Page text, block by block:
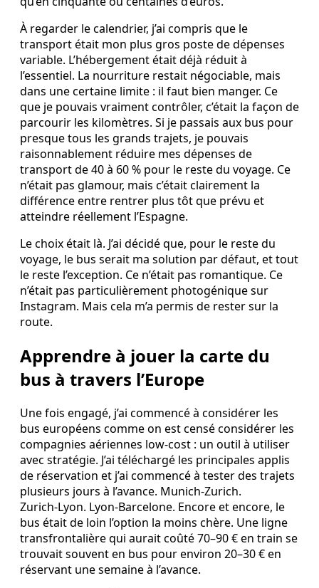
À regarder le calendrier, j’ai compris que le
transport était mon plus gros poste de dépenses
variable. L’hébergement était déjà réduit à
l’essentiel. La nourriture restait négociable, mais
dans une certaine limite : il faut bien manger. Ce
que je pouvais vraiment contrôler, c’était la façon de
parcourir les kilomètres. Si je passais aux bus pour
presque tous les grands trajets, je pouvais
raisonnablement réduire mes dépenses de
transport de 40 à 60 % pour le reste du voyage. Ce
n’était pas glamour, mais c’était clairement la
différence entre rentrer plus tôt que prévu et
atteindre réellement l’Espagne.
Le choix était là. J’ai décidé que, pour le reste du
voyage, le bus serait ma solution par défaut, et tout
le reste l’exception. Ce n’était pas romantique. Ce
n’était pas particulièrement photogénique sur
Instagram. Mais cela m’a permis de rester sur la
route.
Apprendre à jouer la carte du
bus à travers l’Europe
Une fois engagé, j’ai commencé à considérer les
bus européens comme on est censé considérer les
compagnies aériennes low‑cost : un outil à utiliser
avec stratégie. J’ai téléchargé les principales applis
de réservation et j’ai commencé à tester des trajets
plusieurs jours à l’avance. Munich‑Zurich.
Zurich‑Lyon. Lyon‑Barcelone. Encore et encore, le
bus était de loin l’option la moins chère. Une ligne
transfrontalière qui aurait coûté 70–90 € en train se
trouvait souvent en bus pour environ 20–30 € en
réservant une semaine à l’avance.